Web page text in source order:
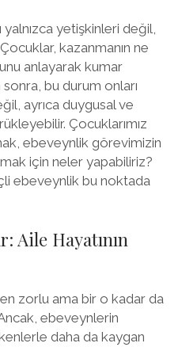
yalnızca yetişkinleri değil,
kazanmanın ne
anlayarak kumar
sonra, bu durum onları
ayrıca duygusal ve
Çocuklarımız
ebeveynlik görevimizin
için neler yapabiliriz?
ebeveynlik bu noktada
Aile Hayatının
zorlu ama bir o kadar da
ebeveynlerin
daha da kaygan